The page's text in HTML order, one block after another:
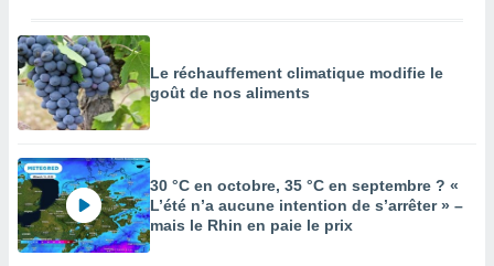
Le réchauffement climatique modifie le
goût de nos aliments
30 °C en octobre, 35 °C en septembre ? «
L’été n’a aucune intention de s’arrêter » –
mais le Rhin en paie le prix